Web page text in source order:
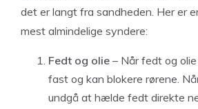
det er langt fra sandheden. Her er
mest almindelige syndere:
Fedt og olie – Når fedt og
fast og kan blokere rørene.
undgå at hælde fedt direkte